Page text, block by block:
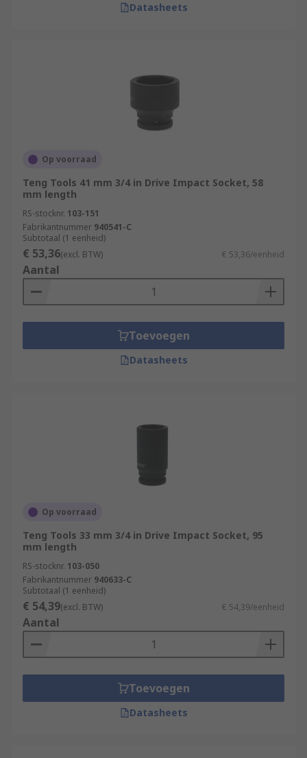
Datasheets
Op voorraad
Teng Tools 41 mm 3/4 in Drive Impact Socket, 58
mm length
RS-stocknr. 103-151
Fabrikantnummer 940541-C
Subtotaal (1 eenheid)
€ 53,36(excl. BTW) € 53,36/eenheid
Aantal
Toevoegen
Datasheets
Op voorraad
Teng Tools 33 mm 3/4 in Drive Impact Socket, 95
mm length
RS-stocknr. 103-050
Fabrikantnummer 940633-C
Subtotaal (1 eenheid)
€ 54,39(excl. BTW) € 54,39/eenheid
Aantal
Toevoegen
Datasheets